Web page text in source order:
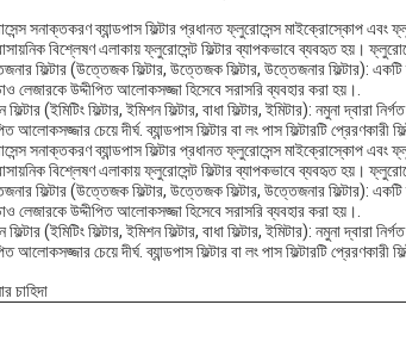
সনাক্তকরণ ব্যান্ডপাস ফিল্টার প্রধানত ফ্লুরোসেন্স মাইক্রোস্কোপ এবং
বিশ্লেষণ এলাকায় ফ্লুরোসেন্ট ফিল্টার ব্যাপকভাবে ব্যবহৃত হয়।
ফিল্টার (উত্তেজক ফিল্টার, উত্তেজক ফিল্টার, উত্তেজনার ফিল্টার):
লেজারকে উদ্দীপিত আলোকসজ্জা হিসেবে সরাসরি ব্যবহার করা হয়।.
ফিল্টার (ইমিটিং ফিল্টার, ইমিশন ফিল্টার, বাধা ফিল্টার, ইমিটার): নমুনা
আলোকসজ্জার চেয়ে দীর্ঘ. ব্যান্ডপাস ফিল্টার বা লং পাস ফিল্টারটি প্রেরণকারী
সনাক্তকরণ ব্যান্ডপাস ফিল্টার প্রধানত ফ্লুরোসেন্স মাইক্রোস্কোপ এবং
বিশ্লেষণ এলাকায় ফ্লুরোসেন্ট ফিল্টার ব্যাপকভাবে ব্যবহৃত হয়।
ফিল্টার (উত্তেজক ফিল্টার, উত্তেজক ফিল্টার, উত্তেজনার ফিল্টার):
লেজারকে উদ্দীপিত আলোকসজ্জা হিসেবে সরাসরি ব্যবহার করা হয়।.
ফিল্টার (ইমিটিং ফিল্টার, ইমিশন ফিল্টার, বাধা ফিল্টার, ইমিটার): নমুনা
আলোকসজ্জার চেয়ে দীর্ঘ. ব্যান্ডপাস ফিল্টার বা লং পাস ফিল্টারটি প্রেরণকারী
চাহিদা